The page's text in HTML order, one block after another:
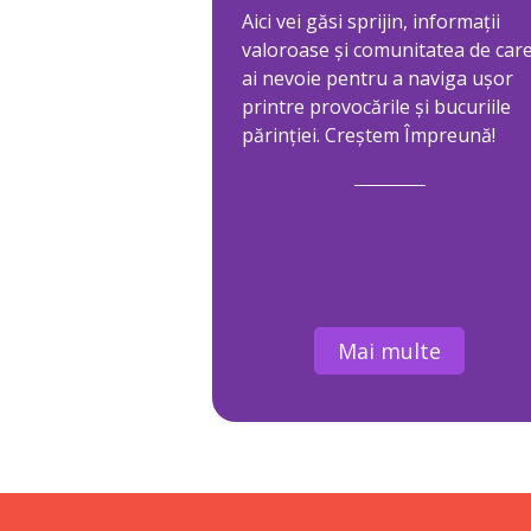
Aici vei găsi sprijin, informații
valoroase și comunitatea de
ai nevoie pentru a naviga ușor
printre provocările și bucuriile
părinției. Creștem Împreună!
Mai multe